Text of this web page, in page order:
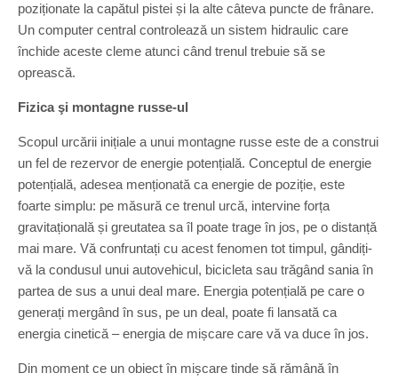
poziționate la capătul pistei și la alte câteva puncte de frânare.
Un computer central controlează un sistem hidraulic care
închide aceste cleme atunci când trenul trebuie să se
oprească.
Fizica şi montagne russe-ul
Scopul urcării inițiale a unui montagne russe este de a construi
un fel de rezervor de energie potențială. Conceptul de energie
potențială, adesea menționată ca energie de poziție, este
foarte simplu: pe măsură ce trenul urcă, intervine forța
gravitațională și greutatea sa îl poate trage în jos, pe o distanță
mai mare. Vă confruntați cu acest fenomen tot timpul, gândiți-
vă la condusul unui autovehicul, bicicleta sau trăgând sania în
partea de sus a unui deal mare. Energia potențială pe care o
generați mergând în sus, pe un deal, poate fi lansată ca
energia cinetică – energia de mișcare care vă va duce în jos.
Din moment ce un obiect în mișcare tinde să rămână în